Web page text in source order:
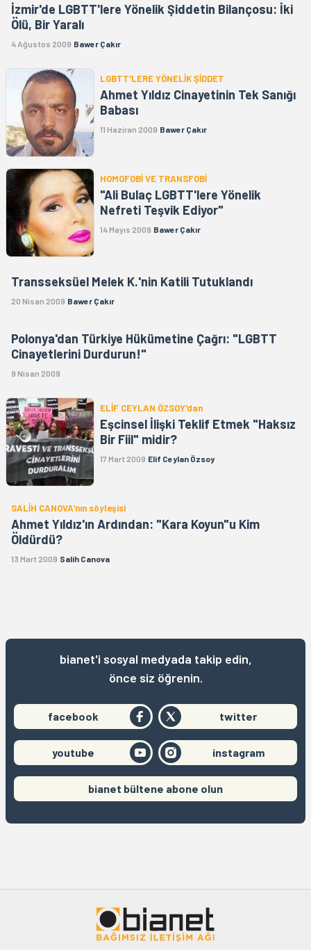
İzmir'de LGBTT'lere Yönelik Şiddetin Bilançosu: İki
Ölü, Bir Yaralı
4 Ağustos 2009 Bawer Çakır
LGBTT'LERE YÖNELİK ŞİDDET
Ahmet Yıldız Cinayetinin Tek Sanığı
Babası
11 Haziran 2009 Bawer Çakır
HOMOFOBİ VE TRANSFOBİ
"Ali Bulaç LGBTT'lere Yönelik
Nefreti Teşvik Ediyor"
14 Mayıs 2009 Bawer Çakır
Transseksüel Melek K.'nin Katili Tutuklandı
20 Nisan 2009 Bawer Çakır
Polonya'dan Türkiye Hükümetine Çağrı: "LGBTT
Cinayetlerini Durdurun!"
9 Nisan 2009
ELİF CEYLAN ÖZSOY'dan
Eşcinsel İlişki Teklif Etmek "Haksız
Bir Fiil" midir?
17 Mart 2009 Elif Ceylan Özsoy
SALİH CANOVA'nın söyleşisi
Ahmet Yıldız'ın Ardından: "Kara Koyun"u Kim
Öldürdü?
13 Mart 2009 Salih Canova
bianet'i sosyal medyada takip edin,
önce siz öğrenin.
facebook twitter
youtube instagram
bianet bültene abone olun